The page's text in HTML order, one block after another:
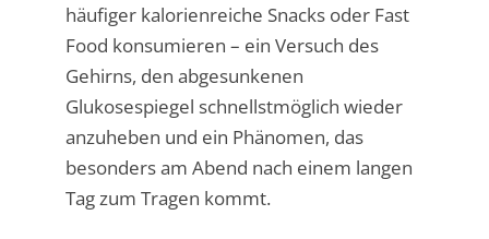
häufiger kalorienreiche Snacks oder Fast
Food konsumieren – ein Versuch des
Gehirns, den abgesunkenen
Glukosespiegel schnellstmöglich wieder
anzuheben und ein Phänomen, das
besonders am Abend nach einem langen
Tag zum Tragen kommt.